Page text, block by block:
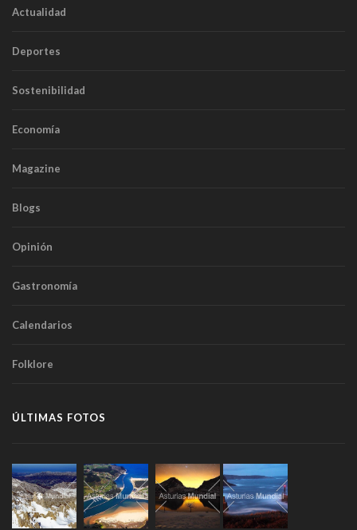
Actualidad
Deportes
Sostenibilidad
Economía
Magazine
Blogs
Opinión
Gastronomía
Calendarios
Folklore
ÚLTIMAS FOTOS